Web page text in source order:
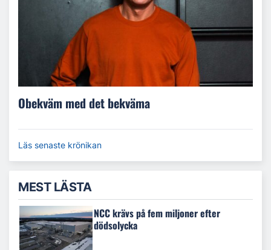
Obekväm med det bekväma
Läs senaste krönikan
MEST LÄSTA
NCC krävs på fem miljoner efter
dödsolycka